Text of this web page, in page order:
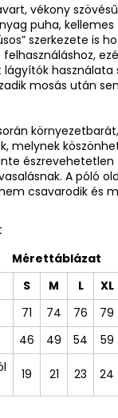
vékony
puha, kellemes
szerkezete is
használata
mosás után
melynek
A póló
csavarodik és
Mérettáblázat
S M L XL
71 74 76 79
46 49 54 59
19 21 23 24